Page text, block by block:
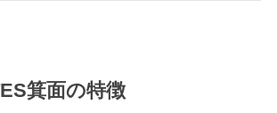
箕面の特徴